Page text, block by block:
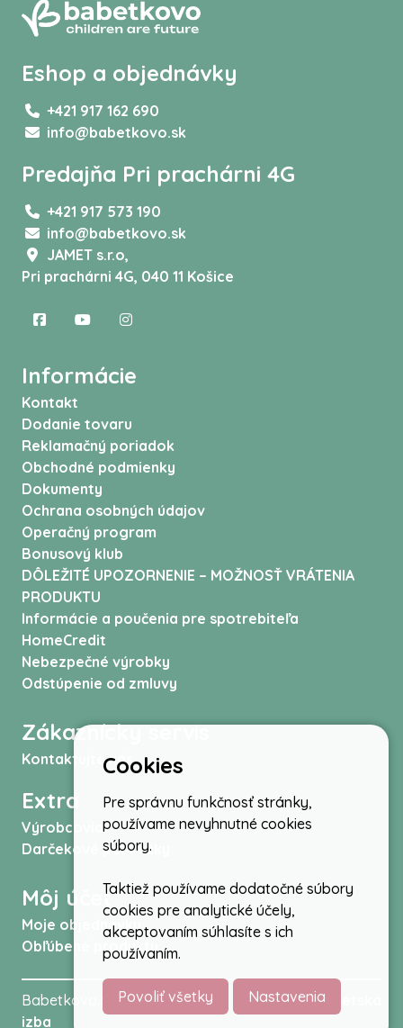
Eshop a objednávky
+421 917 162 690
info@babetkovo.sk
Predajňa Pri prachárni 4G
+421 917 573 190
info@babetkovo.sk
JAMET s.r.o,
Pri prachárni 4G, 040 11 Košice
Informácie
Kontakt
Dodanie tovaru
Reklamačný poriadok
Obchodné podmienky
Dokumenty
Ochrana osobných údajov
Operačný program
Bonusový klub
DÔLEŽITÉ UPOZORNENIE – MOŽNOSŤ VRÁTENIA
PRODUKTU
Informácie a poučenia pre spotrebiteľa
HomeCredit
Nebezpečné výrobky
Odstúpenie od zmluvy
Zákaznícky servis
Kontaktujte nás
Extra
Výrobcovia
Darčekové poukážky
Môj účet
Moje objednávky
Obľúbené produkty
Babetkovo.sk © 2026 -Kočíky autosedačky,
izba
Cookies
Pre správnu funkčnosť stránky,
používame nevyhnutné cookies
súbory.
Taktiež používame dodatočné súbory
cookies pre analytické účely,
akceptovaním súhlasíte s ich
používaním.
Povoliť všetky Nastavenia